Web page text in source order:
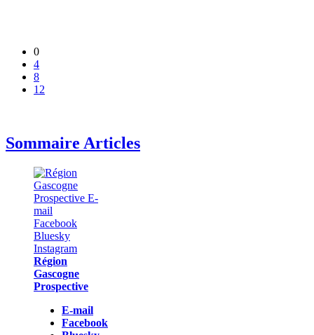
0
4
8
12
Sommaire Articles
Région
Gascogne
Prospective
E-mail
Facebook